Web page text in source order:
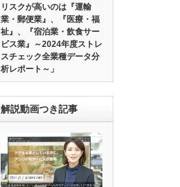
リスクが高いのは『運輸
業・郵便業』、『医療・福
祉』、『宿泊業・飲食サー
ビス業』～2024年度ストレ
スチェック全業種データ分
析レポート～」
解説動画つき記事